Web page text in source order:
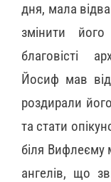
дня, мала
змінити
благовісті
Йосиф мав
роздирали
та стати
біля Вифлеєму
ангелів, що